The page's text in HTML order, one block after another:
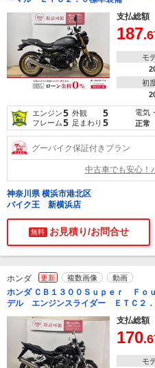
支払総額
187
モ
初
エンジン5 外観 5
フレーム5 足まわり 5
電気
正常
グーバイク保証付きプラン
中古車でも安心！
神奈川県 横浜市港北区
バイク王 新横浜店
無料 お見積り/お問合せ
ホンダ 更新 複数画像 動画
ホンダ ＣＢ１３００Ｓｕｐｅｒ Ｆｏ
デル エンジンスライダー ＥＴＣ２．
支払総額
170
モ